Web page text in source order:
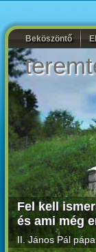
Beköszöntő
Fel kell
és ami még
II. János Pál